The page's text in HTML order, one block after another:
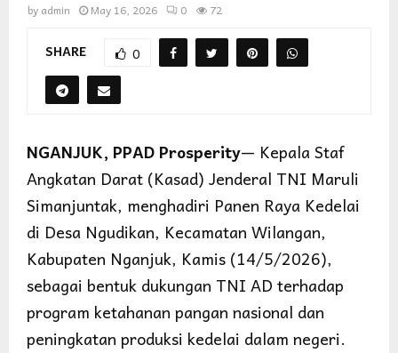
by admin May 16, 2026 0 72
SHARE 0
NGANJUK, PPAD Prosperity— Kepala Staf
Angkatan Darat (Kasad) Jenderal TNI Maruli
Simanjuntak, menghadiri Panen Raya Kedelai
di Desa Ngudikan, Kecamatan Wilangan,
Kabupaten Nganjuk, Kamis (14/5/2026),
sebagai bentuk dukungan TNI AD terhadap
program ketahanan pangan nasional dan
peningkatan produksi kedelai dalam negeri.